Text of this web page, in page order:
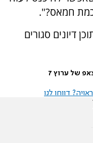
חמאס?".
דיונים סגורים
של ערוץ 7
דווחו לנו